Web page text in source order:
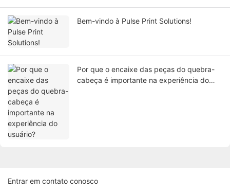
Bem-vindo à Pulse Print Solutions!
Por que o encaixe das peças do quebra-
cabeça é importante na experiência do
Entrar em contato conosco